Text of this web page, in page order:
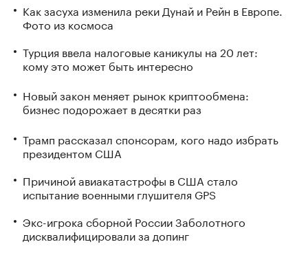
Как засуха изменила реки Дунай и Рейн в Европе.
Фото из космоса
Турция ввела налоговые каникулы на 20 лет:
кому это может быть интересно
Новый закон меняет рынок криптообмена:
бизнес подорожает в десятки раз
Трамп рассказал спонсорам, кого надо избрать
президентом США
Причиной авиакатастрофы в США стало
испытание военными глушителя GPS
Экс-игрока сборной России Заболотного
дисквалифицировали за допинг